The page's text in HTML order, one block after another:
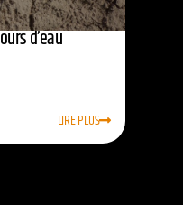
d’eau
LIRE PLUS